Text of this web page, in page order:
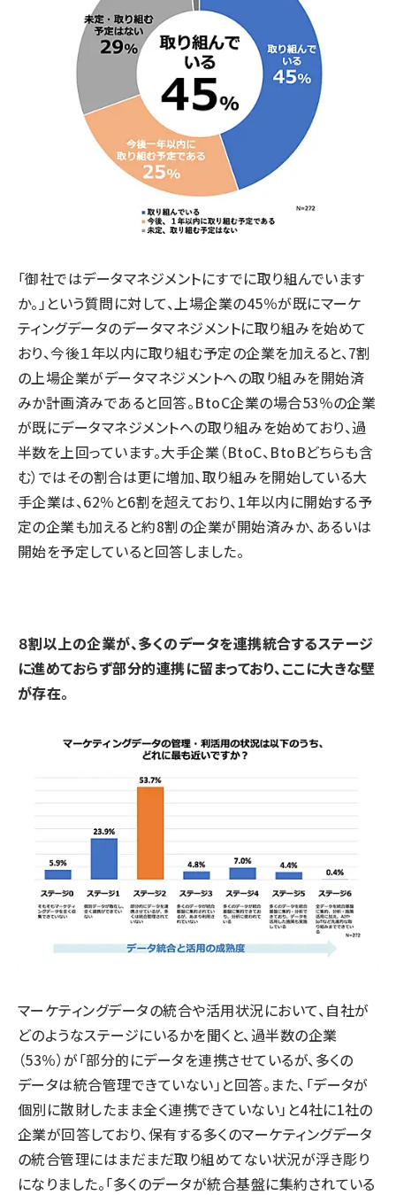
「御社ではデータマネジメントにすでに取り組んでいます
か。」という質問に対して、上場企業の45％が既にマーケ
ティングデータのデータマネジメントに取り組みを始めて
おり、今後１年以内に取り組む予定の企業を加えると、7割
の上場企業がデータマネジメントへの取り組みを開始済
みか計画済みであると回答。BtoC企業の場合53％の企業
が既にデータマネジメントへの取り組みを始めており、過
半数を上回っています。大手企業（BtoC、BtoBどちらも含
む）ではその割合は更に増加、取り組みを開始している大
手企業は、62％と6割を超えており、1年以内に開始する予
定の企業も加えると約8割の企業が開始済みか、あるいは
開始を予定していると回答しました。
８割以上の企業が、多くのデータを連携統合するステージ
に進めておらず部分的連携に留まっており、ここに大きな壁
が存在。
マーケティングデータの統合や活用状況において、自社が
どのようなステージにいるかを聞くと、過半数の企業
（53％）が「部分的にデータを連携させているが、多くの
データは統合管理できていない」と回答。また、「データが
個別に散財したまま全く連携できていない」と4社に1社の
企業が回答しており、保有する多くのマーケティングデータ
の統合管理にはまだまだ取り組めてない状況が浮き彫り
になりました。「多くのデータが統合基盤に集約されている